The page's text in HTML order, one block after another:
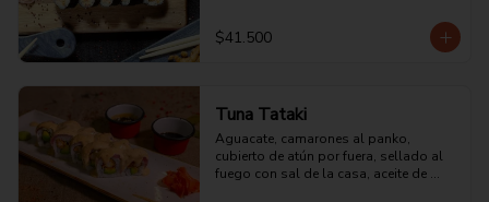
$41.500
Tuna Tataki
Aguacate, camarones al panko,
cubierto de atún por fuera, sellado al
fuego con sal de la casa, aceite de